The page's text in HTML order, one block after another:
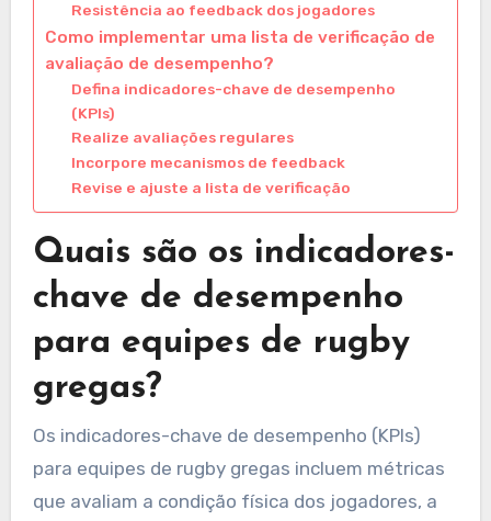
Resistência ao feedback dos jogadores
Como implementar uma lista de verificação de
avaliação de desempenho?
Defina indicadores-chave de desempenho
(KPIs)
Realize avaliações regulares
Incorpore mecanismos de feedback
Revise e ajuste a lista de verificação
Quais são os indicadores-
chave de desempenho
para equipes de rugby
gregas?
Os indicadores-chave de desempenho (KPIs)
para equipes de rugby gregas incluem métricas
que avaliam a condição física dos jogadores, a